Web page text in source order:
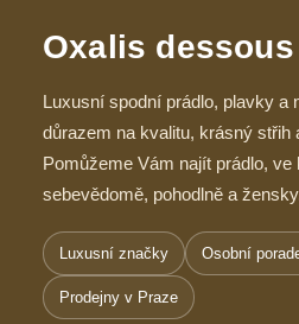
Oxalis dessous
Luxusní spodní prádlo, plavky a
důrazem na kvalitu, krásný střih
Pomůžeme Vám najít prádlo,
sebevědomě, pohodlně a
Luxusní značky Osobní
Prodejny v Praze